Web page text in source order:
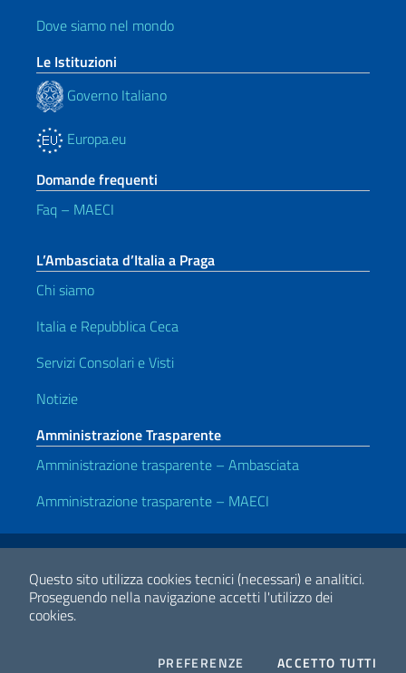
Questo sito utilizza cookies tecnici (necessari) e analitici.
Proseguendo nella navigazione accetti l'utilizzo dei
cookies.
PREFERENZE COOKIESACCETTO TUTTI
Dove siamo nel mondo
Le Istituzioni
Governo Italiano
Europa.eu
Domande frequenti
Faq – MAECI
L’Ambasciata d’Italia a Praga
Chi siamo
Italia e Repubblica Ceca
Servizi Consolari e Visti
Notizie
Amministrazione Trasparente
Amministrazione trasparente – Ambasciata
Amministrazione trasparente – MAECI
Link Utili